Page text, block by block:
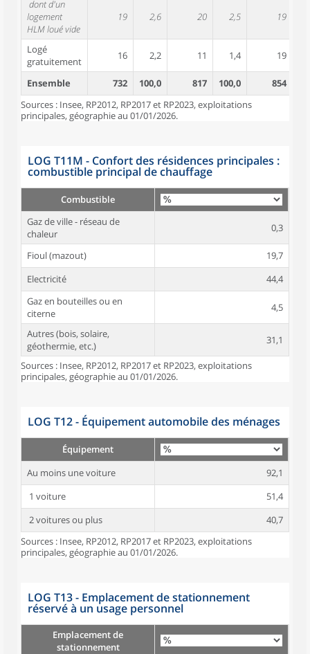
dont d'un
logement
HLM loué vide
19 2,6 20 2,5 19
Logé
gratuitement
16 2,2 11 1,4 19
Ensemble 732 100,0 817 100,0 854
Sources : Insee, RP2012, RP2017 et RP2023, exploitations
principales, géographie au 01/01/2026.
LOG T11M - Confort des résidences principales :
combustible principal de chauffage
Combustible
Gaz de ville - réseau de
chaleur
0,3
Fioul (mazout)
19,7
Electricité
44,4
Gaz en bouteilles ou en
citerne
4,5
Autres (bois, solaire,
géothermie, etc.)
31,1
Sources : Insee, RP2012, RP2017 et RP2023, exploitations
principales, géographie au 01/01/2026.
LOG T12 - Équipement automobile des ménages
Équipement
Au moins une voiture
92,1
1 voiture
51,4
2 voitures ou plus
40,7
Sources : Insee, RP2012, RP2017 et RP2023, exploitations
principales, géographie au 01/01/2026.
LOG T13 - Emplacement de stationnement
réservé à un usage personnel
Emplacement de
stationnement